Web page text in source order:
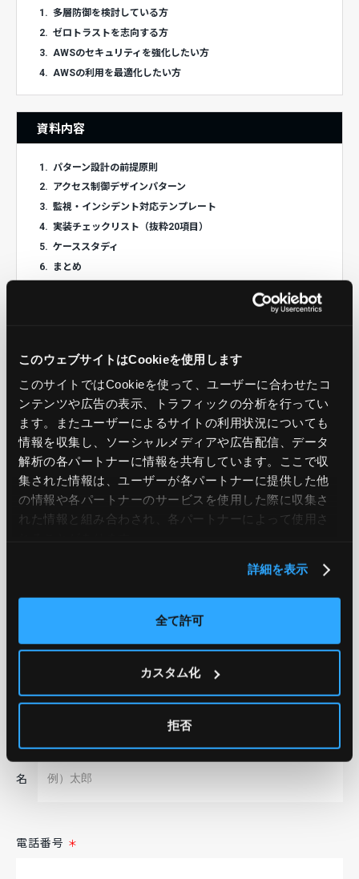
このウェブサイトはCookieを使用します
このサイトではCookieを使って、ユーザーに合わせたコ
ンテンツや広告の表示、トラフィックの分析を行ってい
ます。またユーザーによるサイトの利用状況についても
情報を収集し、ソーシャルメディアや広告配信、データ
解析の各パートナーに情報を共有しています。ここで収
集された情報は、ユーザーが各パートナーに提供した他
の情報や各パートナーのサービスを使用した際に収集さ
れた情報と組み合わされ、各パートナーによって使用さ
詳細を表示
全て許可
カスタム化
拒否
1. 多層防御を検討している方
2. ゼロトラストを志向する方
3. AWSのセキュリティを強化したい方
4. AWSの利用を最適化したい方
資料内容
1. パターン設計の前提原則
2. アクセス制御デザインパターン
3. 監視・インシデント対応テンプレート
4. 実装チェックリスト（抜粋20項目）
5. ケーススタディ
6.
まとめ
法人名
部署名 ＊
名
電話番号 ＊